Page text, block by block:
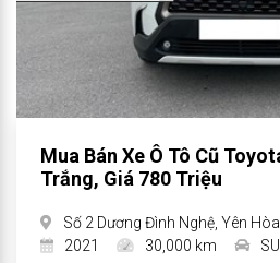
Mua Bán Xe Ô Tô Cũ
Trắng, Giá 780 Triệu
Số 2 Dương Đình Nghệ, Yên
2021
30,000 km